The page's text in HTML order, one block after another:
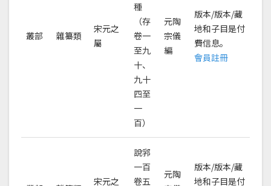
叢部 雜纂類
宋元之
屬
種
（存
卷一
至九
十、
九十
四至
一
百）
元陶
宗儀
編
版本/版本/藏
地和子目是付
費信息。
會員註冊
宋元之
說郛
一百
卷五
元陶
版本/版本/藏
地和子目是付